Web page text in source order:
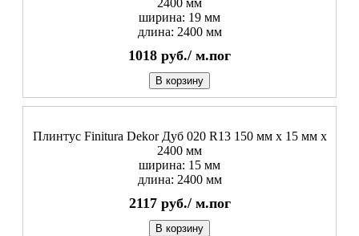
2400 мм
ширина: 19 мм
длина: 2400 мм
1018 руб./ м.пог
В корзину
Плинтус Finitura Dekor Дуб 020 R13 150 мм х 15 мм х
2400 мм
ширина: 15 мм
длина: 2400 мм
2117 руб./ м.пог
В корзину